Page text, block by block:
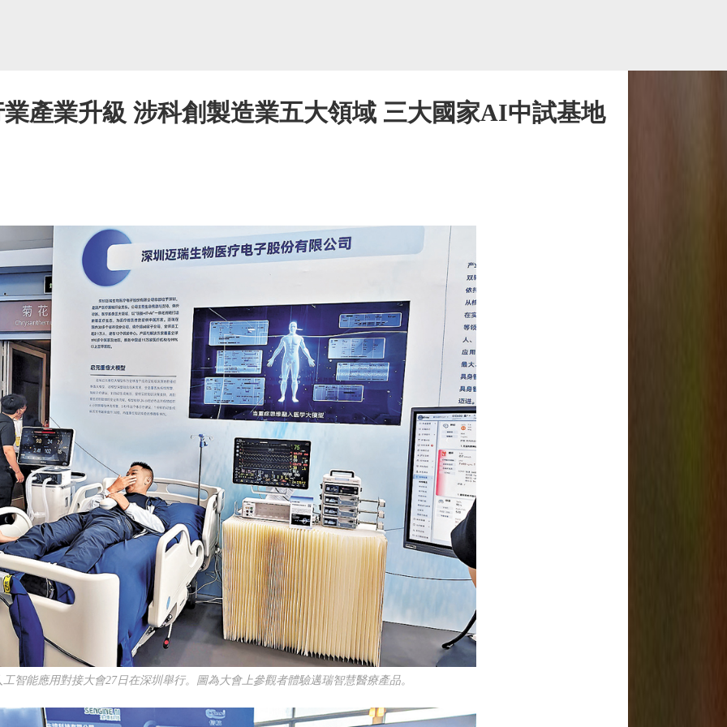
產業升級 涉科創製造業五大領域 三大國家AI中試基地
智能應用對接大會27日在深圳舉行。圖為大會上參觀者體驗邁瑞智慧醫療產品。